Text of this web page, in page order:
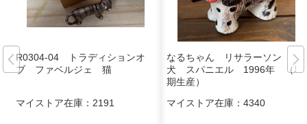
R0304-04 トラディションオ
ブ ファベルジェ 猫
マイストア在庫： 2191
なるちゃん リサラーソン
犬 スパニエル 1996年 （早
期生産）
マイストア在庫： 4340